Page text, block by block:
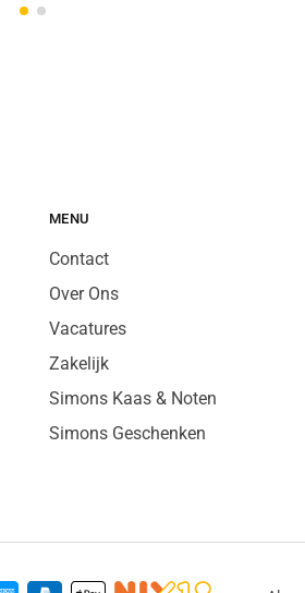
MENU
Contact
Over Ons
Vacatures
Zakelijk
Simons Kaas & Noten
Simons Geschenken